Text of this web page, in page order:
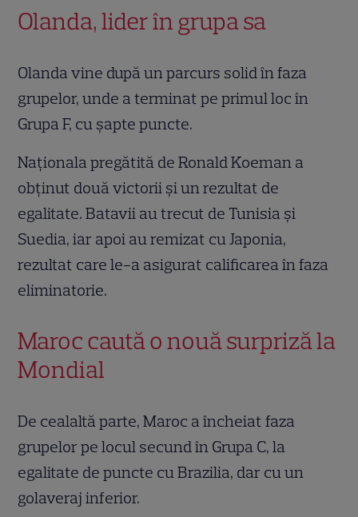
Olanda, lider în grupa sa
Olanda vine după un parcurs solid în faza
grupelor, unde a terminat pe primul loc în
Grupa F, cu șapte puncte.
Naționala pregătită de Ronald Koeman a
obținut două victorii și un rezultat de
egalitate. Batavii au trecut de Tunisia și
Suedia, iar apoi au remizat cu Japonia,
rezultat care le-a asigurat calificarea în faza
eliminatorie.
Maroc caută o nouă surpriză la
Mondial
De cealaltă parte, Maroc a încheiat faza
grupelor pe locul secund în Grupa C, la
egalitate de puncte cu Brazilia, dar cu un
golaveraj inferior.